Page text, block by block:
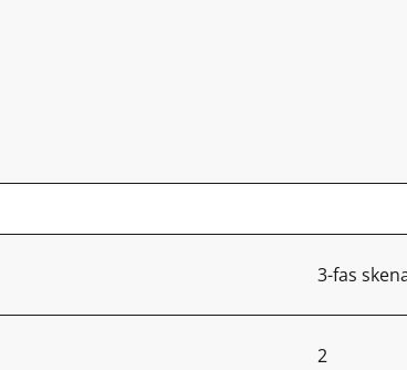
3-fas
2